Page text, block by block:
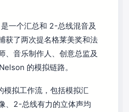
一个汇总和 2-总线混音及
获了两次提名格莱美奖和法
、音乐制作人、创意总监及
的模拟链路。
拟工作流，包括模拟汇
、2-总线有力的立体声均